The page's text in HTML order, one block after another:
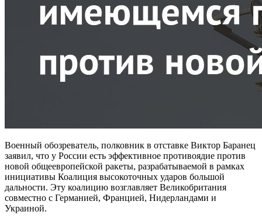
Военный обозреватель, полковник в отставке Виктор Баранец
заявил, что у России есть эффективное противоядие против
новой общеевропейской ракеты, разрабатываемой в рамках
инициативы Коалиция высокоточных ударов большой
дальности. Эту коалицию возглавляет Великобритания
совместно с Германией, Францией, Нидерландами и
Украиной.